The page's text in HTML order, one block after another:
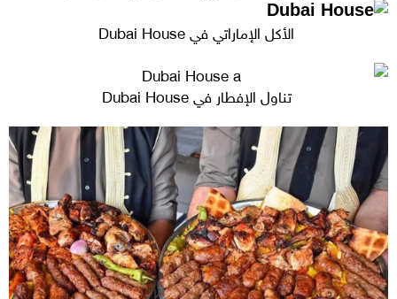
الأكل الإماراتي في Dubai House
تناول الإفطار في Dubai House